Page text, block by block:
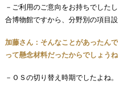
－ご利用のご意向をお持ちでした
合博物館ですから、分野別の項目
加藤さん：そんなことがあったん
って懸念材料だったからでしょうね
－ＯＳの切り替え時期でしたよね。